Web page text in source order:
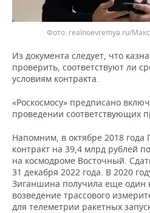
realnoevremya.ru/
Из документа следует, что
проверить, соответствуют ли
условиям контракта.
«Роскосмосу» предписано
проведении соответствующих
Напомним, в октябре 2018 года
контракт на 39,4 млрд рублей
на космодроме Восточный.
31 декабря 2022 года. В 2020
Зиганшина получила еще один
возведение трассового
для телеметрии ракетных